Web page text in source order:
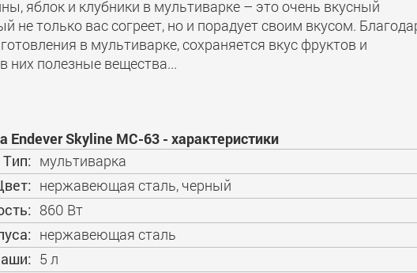
яблок и клубники в мультиварке – это очень вкусный
не только вас согреет, но и порадует своим вкусом.
в мультиварке, сохраняется вкус фруктов и
них полезные вещества...
Endever Skyline MC-63 - характеристики
Тип: мультиварка
нержавеющая сталь, черный
860 Вт
нержавеющая сталь
5 л